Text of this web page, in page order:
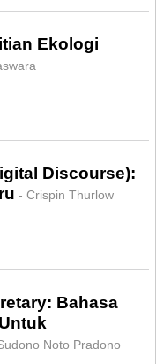
Ekologi
Discourse):
- Crispin Thurlow
Bahasa
Noto Pradono